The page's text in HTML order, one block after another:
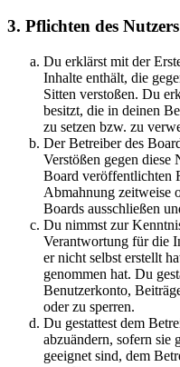
3. Pflichten des Nutzers
Du erklärst mit der
Inhalte enthält, die
Sitten verstoßen. Du
besitzt, die in deinen
zu setzen bzw. zu
Der Betreiber des
Verstößen gegen diese
Board veröffentlichten
Abmahnung zeitweise
Boards ausschließen
Du nimmst zur
Verantwortung für die
er nicht selbst erstellt
genommen hat. Du
Benutzerkonto,
oder zu sperren.
Du gestattest dem
abzuändern, sofern sie
geeignet sind, dem